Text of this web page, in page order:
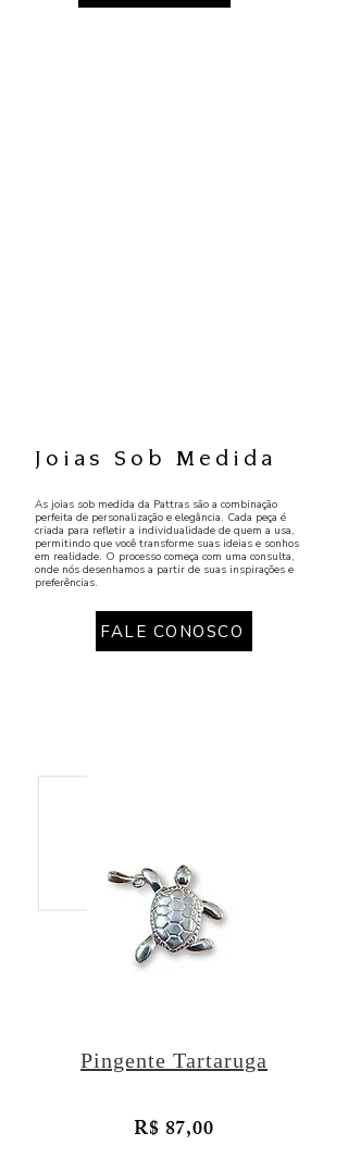
Joias Sob Medida
As joias sob medida da Pattras são a combinação
perfeita de personalização e elegância. Cada peça é
criada para refletir a individualidade de quem a usa,
permitindo que você transforme suas ideias e sonhos
em realidade. O processo começa com uma consulta,
onde nós desenhamos a partir de suas inspirações e
preferências.
FALE CONOSCO
Pingente Tartaruga
R$ 87,00